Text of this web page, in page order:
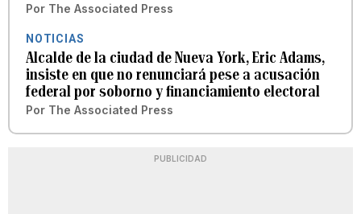
Por The Associated Press
NOTICIAS
Alcalde de la ciudad de Nueva York, Eric Adams,
insiste en que no renunciará pese a acusación
federal por soborno y financiamiento electoral
Por The Associated Press
PUBLICIDAD